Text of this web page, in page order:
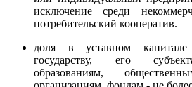
исключение среди
потребительский кооператив.
доля в уставном
государству, его
образованиям,